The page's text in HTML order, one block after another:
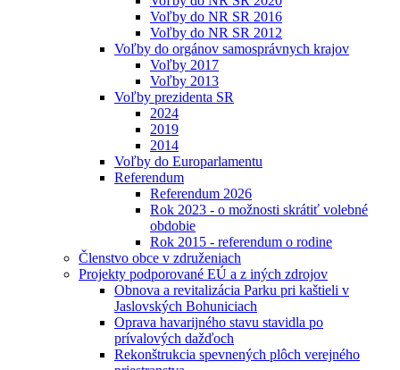
Voľby do NR SR 2016
Voľby do NR SR 2012
Voľby do orgánov samosprávnych krajov
Voľby 2017
Voľby 2013
Voľby prezidenta SR
2024
2019
2014
Voľby do Europarlamentu
Referendum
Referendum 2026
Rok 2023 - o možnosti skrátiť volebné
obdobie
Rok 2015 - referendum o rodine
Členstvo obce v združeniach
Projekty podporované EÚ a z iných zdrojov
Obnova a revitalizácia Parku pri kaštieli v
Jaslovských Bohuniciach
Oprava havarijného stavu stavidla po
prívalových dažďoch
Rekonštrukcia spevnených plôch verejného